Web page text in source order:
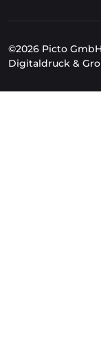
©2026 Picto
Digitaldruck &